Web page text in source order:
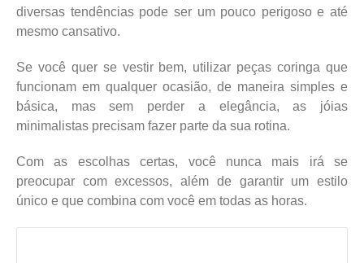
diversas tendências pode ser um pouco perigoso e até
mesmo cansativo.
Se você quer se vestir bem, utilizar peças coringa que
funcionam em qualquer ocasião, de maneira simples e
básica, mas sem perder a elegância, as jóias
minimalistas precisam fazer parte da sua rotina.
Com as escolhas certas, você nunca mais irá se
preocupar com excessos, além de garantir um estilo
único e que combina com você em todas as horas.